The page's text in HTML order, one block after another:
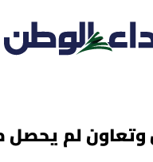
وتعاون لم يحصل